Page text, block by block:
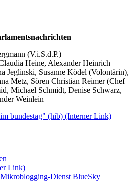
(V.i.S.d.P.)
Heine, Alexander Heinrich
Jeglinski, Susanne Ködel (Volontärin),
Metz, Sören Christian Reimer (Chef
Michael Schmidt, Denise Schwarz,
Weinlein
bundestag" (hib) (Interner Link)
Link)
Dienst BlueSky